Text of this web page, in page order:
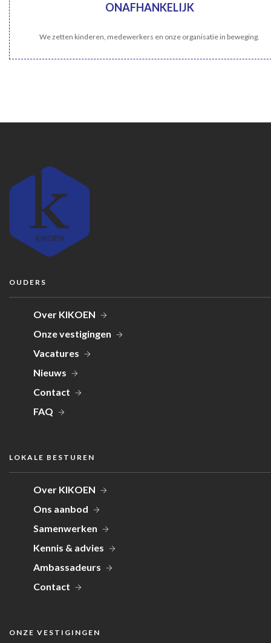
ONAFHANKELIJK
We zetten kinderen, medewerkers en onze organisatie in beweging.
OUDERS
Over KIKOEN
Onze vestigingen
Vacatures
Nieuws
Contact
FAQ
LOKALE BESTUREN
Over KIKOEN
Ons aanbod
Samenwerken
Kennis & advies
Ambassadeurs
Contact
ONZE VESTIGINGEN